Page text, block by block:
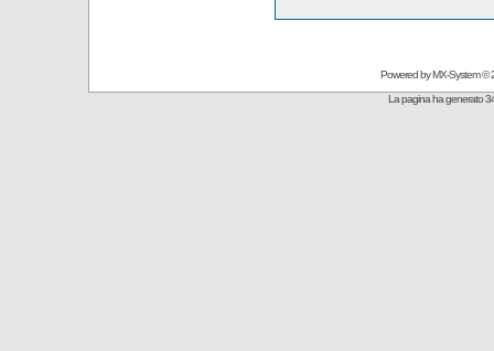
Powered byMX-System©
La pagina ha generato